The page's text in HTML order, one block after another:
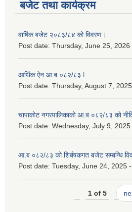
बजेट तथा कार्यक्रम
वार्षिक बजेट २०८३/८४ को विवरण।
Post date: Thursday, June 25, 2026
आर्थिक ऐन आ.ब ०८२/८३ l
Post date: Thursday, August 7,
चापाकोट नगरपालिकाको आ.ब ०८२/८३ को
Post date: Wednesday, July 9, 2025
आ.ब ०८२/८३ को शिर्बषकगत बजेट सम्बन्धि
Post date: Tuesday, June 24, 2025
1 of 5